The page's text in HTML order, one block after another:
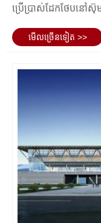
ពិដាន។ ពួកវាមានបណ្តុំនៃត្រី
គ្នា ដូចជាធ្នឹម និងសសរ។ ប្រ
កែលម្អភាពធន់ និងអាយុកាល
សរុបមក រចនាសម្ព័ន្ធដែកអា
បានយូរ និងមានប្រសិទ្ធភា
សម្រាប់អ្នកដំណើរ និងបុគ្
សម្បត្តិជាច្រើនលើសម្ភារ
ប្រើប្រាស់ដែកថែបនៅស៊ុ
សន្ធឹងចម្ងាយឆ្ងាយដែល
ការកែប្រែងាយស្រួលន
ត្រូវបានប្រើក្នុងការស
កញ្ចក់ធំ ៗ និងផ្តល់ពន្លឺធ
ស្ថានីយអាកាសយានដ្ឋា
ប្រយោជន៍ជាច្រើនដែលធ្
មើល​ច្រើន​ទៀត >>